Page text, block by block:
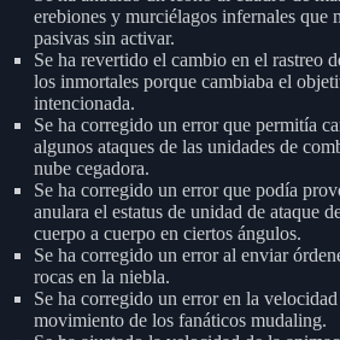
erebiones y murciélagos infernales que
pasivas sin activar.
Se ha revertido el cambio en el rastreo
los inmortales porque cambiaba el
intencionada.
Se ha corregido un error que permitía
algunos ataques de las unidades de
nube cegadora.
Se ha corregido un error que podía
anulara el estatus de unidad de ataque
cuerpo a cuerpo en ciertos ángulos.
Se ha corregido un error al enviar
rocas en la niebla.
Se ha corregido un error en la
movimiento de los fanáticos mudaling.